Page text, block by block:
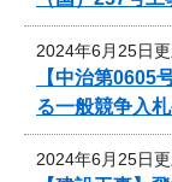
2024年6月25日
【中治第
る一般競争入
2024年6月25日